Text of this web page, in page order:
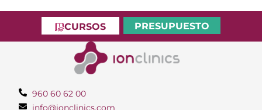
ó
CURSOS PRESUPUESTO
960 60 62 00
info@ionclinics.com